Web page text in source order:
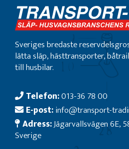
Sveriges bredaste
lätta släp, hästtransporter,
till husbilar.
Telefon:013-36 78 00
E-post:info@transport-
Adress:Jägarvallsvägen 6E,
Sverige